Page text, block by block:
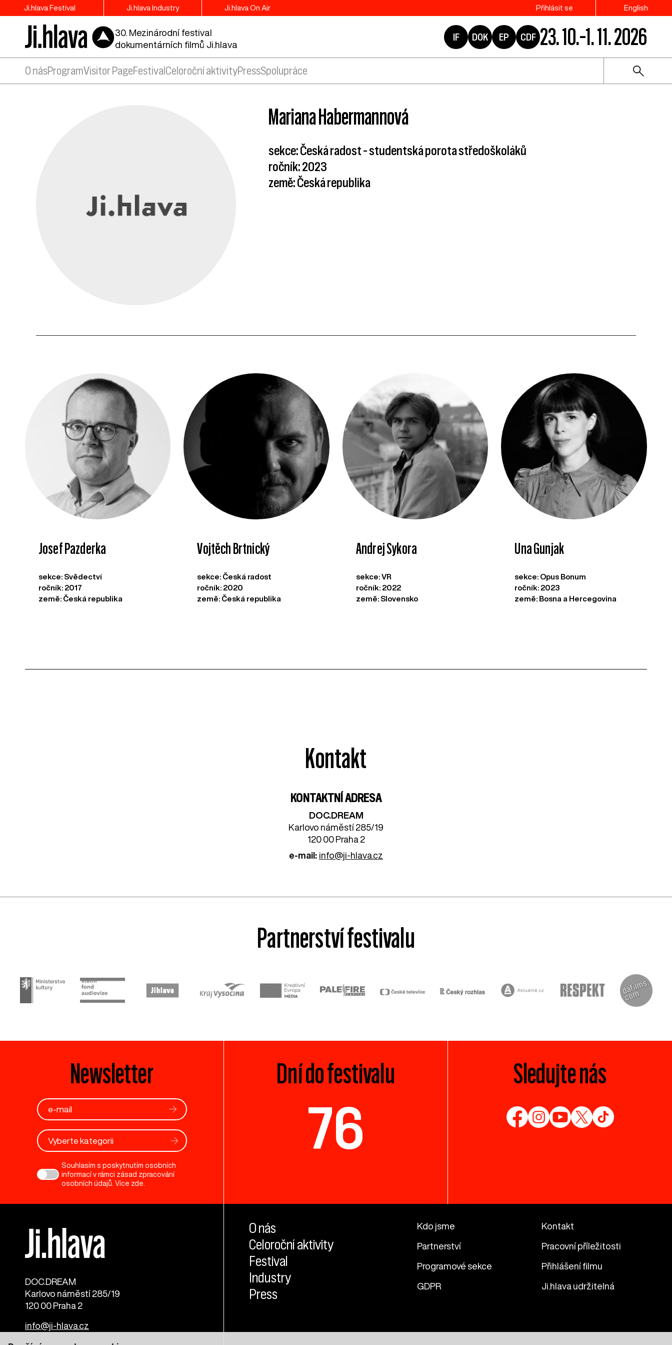
Ji.hlava Festival Ji.hlava Industry Ji.hlava On Air Přihlásit se English
30. Mezinárodní festival
dokumentárních filmů Ji.hlava
IF DOK EP CDF 23. 10.–1. 11. 2026
O násProgramVisitor PageFestival Celoroční aktivityPressSpolupráce
Mariana Habermannová
sekce: Česká radost – studentská porota středoškoláků
ročník: 2023
země: Česká republika
Josef Pazderka
sekce: Svědectví
ročník: 2017
země: Česká republika
Vojtěch Brtnický
sekce: Česká radost
ročník: 2020
země: Česká republika
Andrej Sykora
sekce: VR
ročník: 2022
země: Slovensko
Una Gunjak
sekce: Opus Bonum
ročník: 2023
země: Bosna a Hercegovina
Kontakt
KONTAKTNÍ ADRESA
DOC.DREAM​
Karlovo náměstí 285/19
120 00 Praha 2
e-mail: info@ji-hlava.cz
Partnerství festivalu
Newsletter
Vyberte kategorii
Souhlasím s poskytnutím osobních
informací v rámci zásad zpracování
osobních údajů. Více zde
Dní do festivalu
76
Sledujte nás
DOC.DREAM​
Karlovo náměstí 285/19
120 00 Praha 2
info@ji-hlava.cz
O nás
Celoroční aktivity
Festival
Industry
Press
Kdo jsme Kontakt
Partnerství Pracovní příležitosti
Programové sekce Přihlášení filmu
GDPR Ji.hlava udržitelná